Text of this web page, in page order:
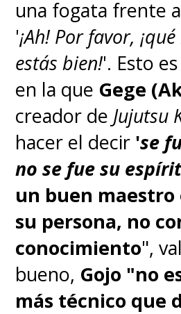
una fogata frente
'¡Ah! Por favor,
estás bien!'. Esto
en la que Gege
creador de Jujutsu
hacer el decir 'se
no se fue su
un buen maestro
su persona, no
conocimiento",
bueno, Gojo "no
más técnico que